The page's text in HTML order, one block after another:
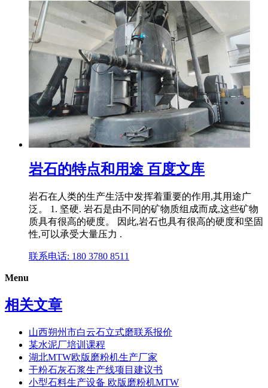
岩石的特点和用途 百度文库
岩石在人类的生产生活中发挥着重要的作用,其用途广
泛。 1. 坚硬. 岩石是由不同的矿物质组成而成,这些矿物
质具有很高的硬度。 因此,岩石也具有很高的硬度和坚固
性,可以承受大量压力 .
联系电话: 180 3780 8511
Menu
相关文章
山西朔州市白云石立式磨联系报价
某水泥厂培训课程
湖北MTW欧版磨粉机生产厂家
干粉石灰石浆生产线项目建议书
小型石料生产设备 欧版磨粉机MTW